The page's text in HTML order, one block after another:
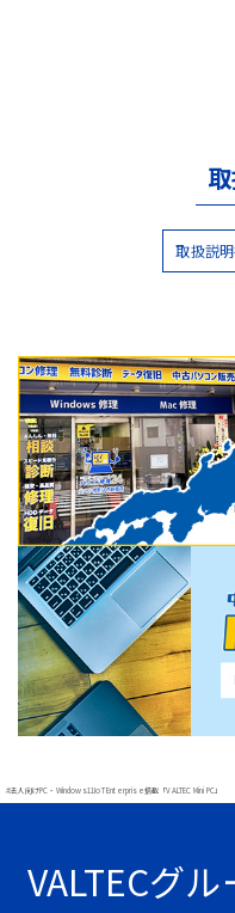
取扱説
#法人向けPC・Windows11IoT Enterprise搭載「VALTEC Mini PC」
VALTECグ